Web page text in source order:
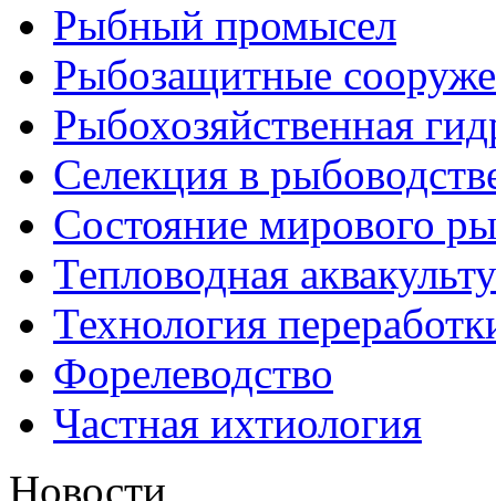
Рыбный промысел
Рыбозащитные
Рыбохозяйственная
Селекция в
Состояние мирового
Тепловодная
Технология
Форелеводство
Частная ихтиология
Новости